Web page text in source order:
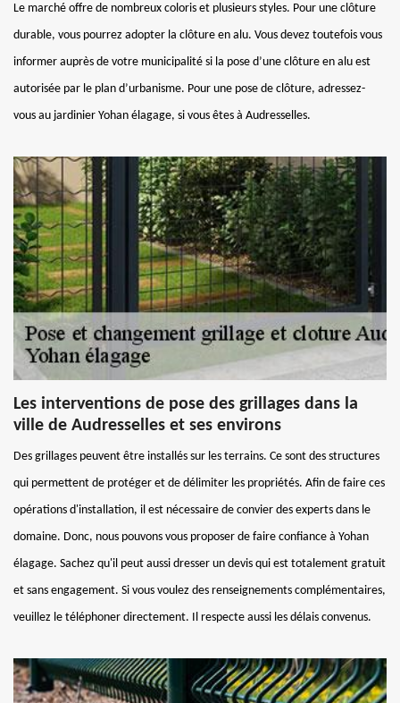
Le marché offre de nombreux coloris et plusieurs styles. Pour une clôture
durable, vous pourrez adopter la clôture en alu. Vous devez toutefois vous
informer auprès de votre municipalité si la pose d’une clôture en alu est
autorisée par le plan d’urbanisme. Pour une pose de clôture, adressez-
vous au jardinier Yohan élagage, si vous êtes à Audresselles.
Les interventions de pose des grillages dans la
ville de Audresselles et ses environs
Des grillages peuvent être installés sur les terrains. Ce sont des structures
qui permettent de protéger et de délimiter les propriétés. Afin de faire ces
opérations d'installation, il est nécessaire de convier des experts dans le
domaine. Donc, nous pouvons vous proposer de faire confiance à Yohan
élagage. Sachez qu'il peut aussi dresser un devis qui est totalement gratuit
et sans engagement. Si vous voulez des renseignements complémentaires,
veuillez le téléphoner directement. Il respecte aussi les délais convenus.